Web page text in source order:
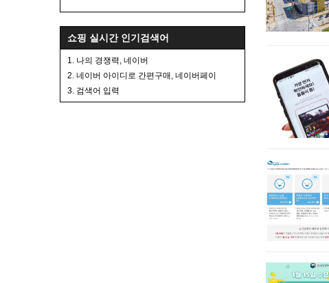
쇼핑 실시간 인기검색어
1. 나의 경쟁력, 네이버
2. 네이버 아이디로 간편구매, 네이버페이
3. 검색어 입력